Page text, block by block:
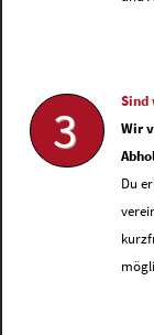
3
Sind
Wir
Du